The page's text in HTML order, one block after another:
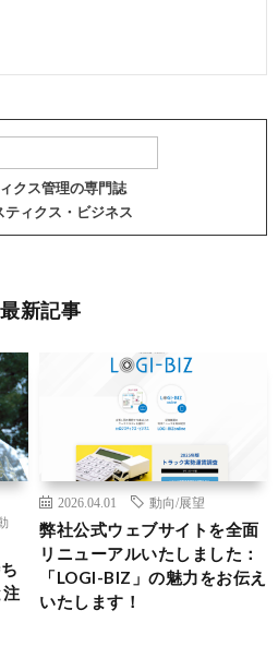
クス管理の専門誌
ティクス・ビジネス
新記事
2026.04.01 動向/展望
弊社公式ウェブサイトを全面
リニューアルいたしました：
「LOGI-BIZ」の魅力をお伝え
いたします！